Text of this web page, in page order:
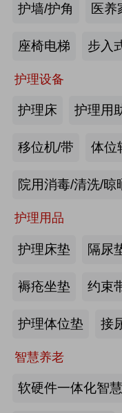
护墙/护角 医养
座椅电梯 步入
护理设备
护理床 护理用
移位机/带 体位
院用消毒/清洗/晾
护理用品
护理床垫 隔尿
褥疮坐垫 约束
护理体位垫 接
智慧养老
软硬件一体化智
最新资讯
产业头条
机
业
步
来源:养老福祉圈